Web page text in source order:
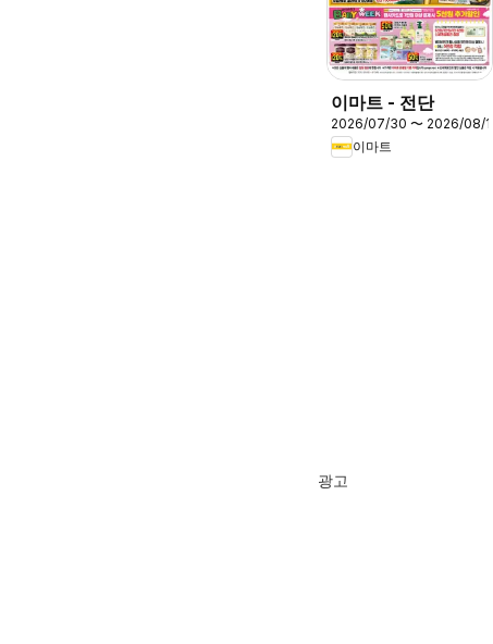
이마트 - 전단
2026/07/30 〜 2026/08/13
이마트
광고